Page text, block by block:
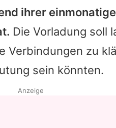
Team
Richtlinien
Impressum
ihrer
Die Vorladung soll
Verbindungen zu
sein könnten.
Anzeige